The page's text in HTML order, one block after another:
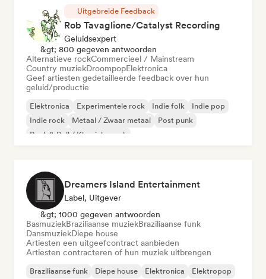
Uitgebreide Feedback
Rob Tavaglione/Catalyst Recording
Geluidsexpert
&gt; 800 gegeven antwoorden
Alternatieve rockCommercieel / Mainstream
Country muziekDroompopElektronica
Geef artiesten gedetailleerde feedback over hun
geluid/productie
Elektronica Experimentele rock Indie folk
Indie pop
Indie rock
Metaal / Zwaar metaal
Post punk
Rock & Roll / Klassieke rock
Dreamers Island Entertainment
Label, Uitgever
&gt; 1000 gegeven antwoorden
BasmuziekBraziliaanse muziekBraziliaanse funk
DansmuziekDiepe house
Artiesten een uitgeefcontract aanbieden
Artiesten contracteren of hun muziek uitbrengen
Braziliaanse funk Diepe house Elektronica
Elektropop